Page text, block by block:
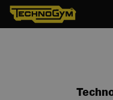
Spring til indhold